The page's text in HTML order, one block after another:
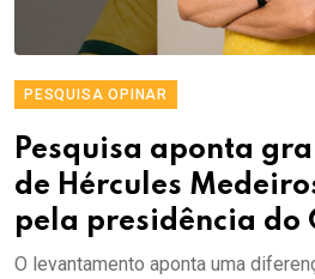
PESQUISA OPINAR
Pesquisa aponta
de Hércules
pela presidência do
O levantamento aponta uma